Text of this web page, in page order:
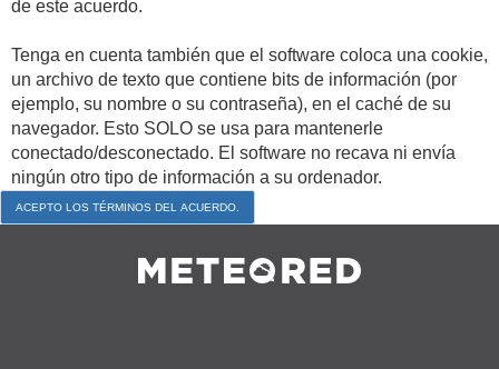
de este acuerdo.
Tenga en cuenta también que el software coloca una cookie,
un archivo de texto que contiene bits de información (por
ejemplo, su nombre o su contraseña), en el caché de su
navegador. Esto SOLO se usa para mantenerle
conectado/desconectado. El software no recava ni envía
ningún otro tipo de información a su ordenador.